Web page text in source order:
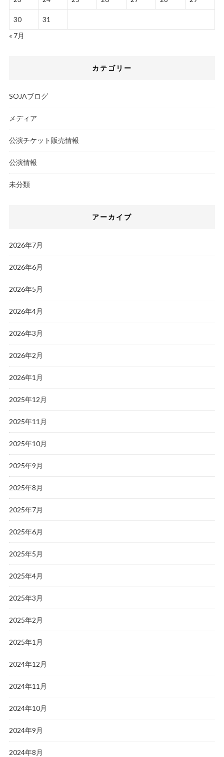
30
31
« 7月
カテゴリー
SOJAブログ
メディア
公演チケット販売情報
公演情報
未分類
アーカイブ
2026年7月
2026年6月
2026年5月
2026年4月
2026年3月
2026年2月
2026年1月
2025年12月
2025年11月
2025年10月
2025年9月
2025年8月
2025年7月
2025年6月
2025年5月
2025年4月
2025年3月
2025年2月
2025年1月
2024年12月
2024年11月
2024年10月
2024年9月
2024年8月